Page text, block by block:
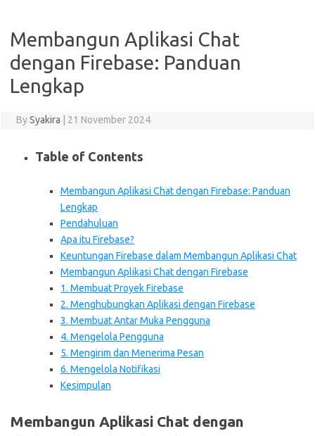
Membangun Aplikasi Chat
dengan Firebase: Panduan
Lengkap
BySyakira 21 November 2024
Table of Contents
Membangun Aplikasi Chat dengan Firebase: Panduan
Lengkap
Pendahuluan
Apa itu Firebase?
Keuntungan Firebase dalam Membangun Aplikasi Chat
Membangun Aplikasi Chat dengan Firebase
1. Membuat Proyek Firebase
2. Menghubungkan Aplikasi dengan Firebase
3. Membuat Antar Muka Pengguna
4. Mengelola Pengguna
5. Mengirim dan Menerima Pesan
6. Mengelola Notifikasi
Kesimpulan
Membangun Aplikasi Chat dengan